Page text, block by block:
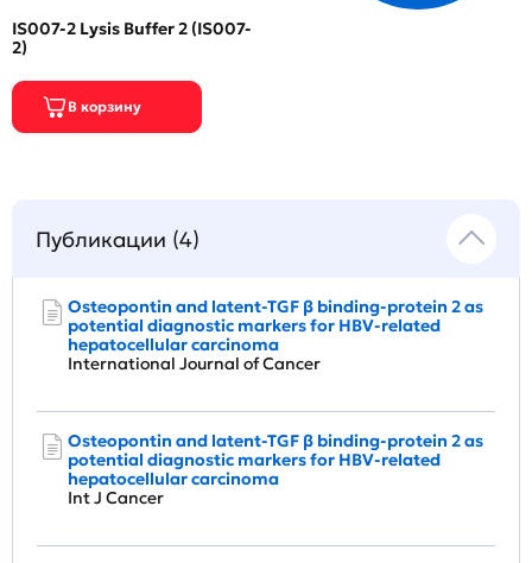
IS007-2 Lysis Buffer 2 (IS007-
2)
Публикации (4)
Osteopontin and latent-TGF β binding-protein 2 as
potential diagnostic markers for HBV-related
hepatocellular carcinoma
International Journal of Cancer
Osteopontin and latent‐TGF β binding‐protein 2 as
potential diagnostic markers for HBV‐related
hepatocellular carcinoma
Int J Cancer